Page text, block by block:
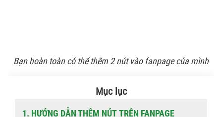
Bạn hoàn toàn có thể thêm 2 nút vào fanpage của mình
Mục lục
1. HƯỚNG DẪN THÊM NÚT TRÊN FANPAGE